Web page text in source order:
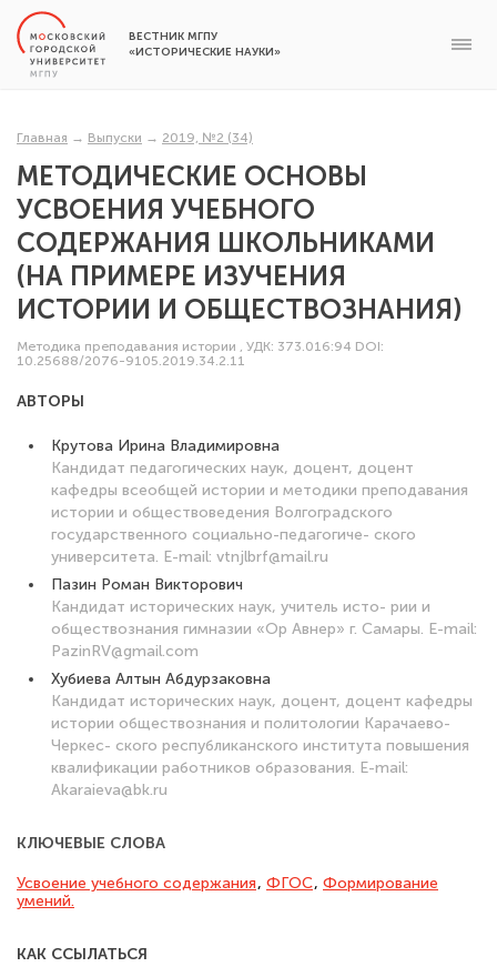
ВЕСТНИК МГПУ
«ИСТОРИЧЕСКИЕ НАУКИ»
Главная → Выпуски → 2019, №2 (34)
МЕТОДИЧЕСКИЕ ОСНОВЫ
УСВОЕНИЯ УЧЕБНОГО
СОДЕРЖАНИЯ ШКОЛЬНИКАМИ
(НА ПРИМЕРЕ ИЗУЧЕНИЯ
ИСТОРИИ И ОБЩЕСТВОЗНАНИЯ)
Методика преподавания истории , УДК: 373.016:94 DOI:
10.25688/2076-9105.2019.34.2.11
АВТОРЫ
Крутова Ирина Владимировна
Кандидат педагогических наук, доцент, доцент
кафедры всеобщей истории и методики преподавания
истории и обществоведения Волгоградского
государственного социально-педагогиче- ского
университета. E-mail: vtnjlbrf@mail.ru
Пазин Роман Викторович
Кандидат исторических наук, учитель исто- рии и
обществознания гимназии «Ор Авнер» г. Самары. E-mail:
PazinRV@gmail.com
Хубиева Алтын Абдурзаковна
Кандидат исторических наук, доцент, доцент кафедры
истории обществознания и политологии Карачаево-
Черкес- ского республиканского института повышения
квалификации работников образования. E-mail:
Akaraieva@bk.ru
КЛЮЧЕВЫЕ СЛОВА
Усвоение учебного содержания, ФГОС, Формирование
умений.
КАК ССЫЛАТЬСЯ